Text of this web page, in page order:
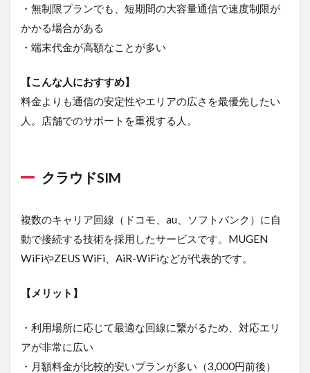
ポケ
ット
WiFi
用で
るこ
と・
4.1
と
4.2
でき
ポケ
型
WiFi
・無制限プランでも、短期間の大容量通信で速度制限が
かかる場合がある
・端末代金が高額なことが多い
【こんな人におすすめ】
料金よりも通信の安定性やエリアの広さを最優先したい
人。店舗でのサポートを重視する人。
クラウドSIM
複数のキャリア回線（ドコモ、au、ソフトバンク）に自
動で接続する技術を採用したサービスです。MUGEN
WiFiやZEUS WiFi、AiR-WiFiなどが代表的です。
【メリット】
・利用場所に応じて最適な回線に繋がるため、対応エリ
アが非常に広い
・月額料金が比較的安いプランが多い（3,000円前後）